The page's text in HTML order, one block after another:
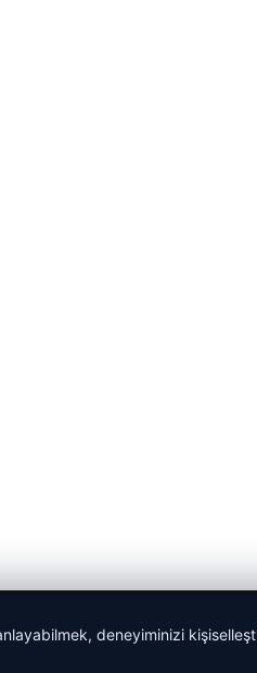
anlayabilmek, deneyiminizi